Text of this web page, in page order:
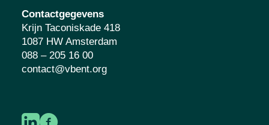
Contactgegevens
Krijn Taconiskade 418
1087 HW Amsterdam
088 – 205 16 00
contact@vbent.org